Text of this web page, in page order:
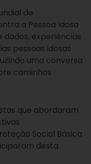
de
a Pessoa Idosa
dados, experiências
pessoas idosas
uma conversa
caminhos
que abordaram
Social Básica
desta